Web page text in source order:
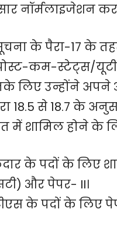
नॉर्मलाइजेशन कर
के पैरा-17 के
कम-स्टेट्स/यूटी/
लिए उन्होंने अपने
18.5 से 18.7 के
में शामिल होने के
के पदों के लिए
और पेपर- II।
के पदों के लिए